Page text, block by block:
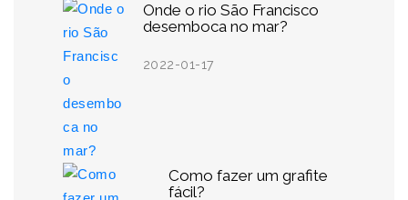
Onde o rio São Francisco
desemboca no mar?
2022-01-17
Como fazer um grafite
fácil?